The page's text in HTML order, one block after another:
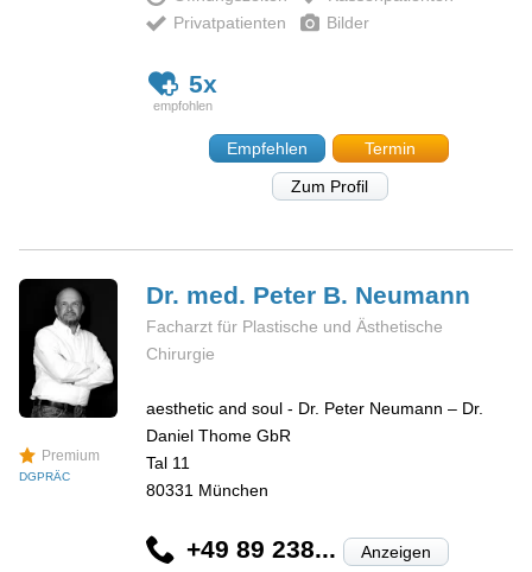
Privatpatienten
Bilder
5x
Empfehlen
Termin
Zum Profil
Premium
DGPRÄC
Dr. med. Peter B. Neumann
Facharzt für Plastische und Ästhetische
Chirurgie
aesthetic and soul - Dr. Peter Neumann – Dr.
Daniel Thome GbR
Tal 11
80331 München
+49 89 238... Anzeigen